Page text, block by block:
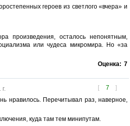
героев из светлого «вчера» и
произведения, осталось непонятным,
или чудеса микромира. Но «за
Оценка: 7
[ 7 ]
нравилось. Перечитывал раз, наверное,
куда там тем минипутам.